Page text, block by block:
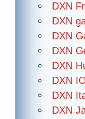
DXN
DXN
DXN
DXN
DXN
DXN
DXN
DXN